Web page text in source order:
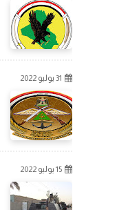
31 يوليو 2022
15 يوليو 2022